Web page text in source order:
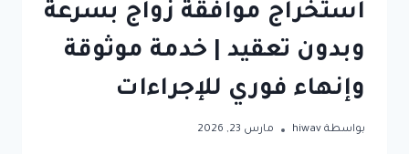
استخراج موافقة زواج بسرعة
وبدون تعقيد | خدمة موثوقة
وإنهاء فوري للإجراءات
بواسطة hiwav مارس 23, 2026